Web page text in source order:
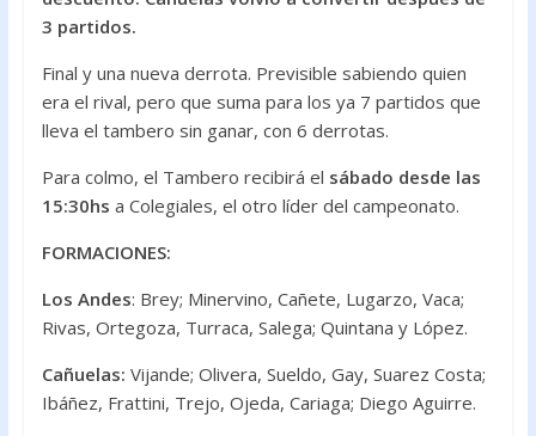
3 partidos.
Final y una nueva derrota. Previsible sabiendo quien
era el rival, pero que suma para los ya 7 partidos que
lleva el tambero sin ganar, con 6 derrotas.
Para colmo, el Tambero recibirá el sábado desde las
15:30hs a Colegiales, el otro líder del campeonato.
FORMACIONES:
Los Andes: Brey; Minervino, Cañete, Lugarzo, Vaca;
Rivas, Ortegoza, Turraca, Salega; Quintana y López.
Cañuelas: Vijande; Olivera, Sueldo, Gay, Suarez Costa;
Ibáñez, Frattini, Trejo, Ojeda, Cariaga; Diego Aguirre.